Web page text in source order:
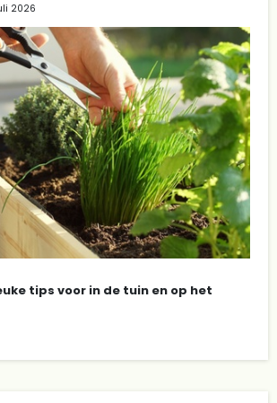
2026
tips voor in de tuin en op het